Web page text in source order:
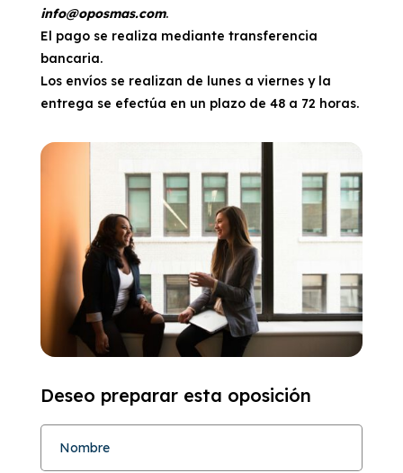
info@oposmas.com.
El pago se realiza mediante transferencia
bancaria.
Los envíos se realizan de lunes a viernes y la
entrega se efectúa en un plazo de 48 a 72 horas.
Deseo preparar esta oposición